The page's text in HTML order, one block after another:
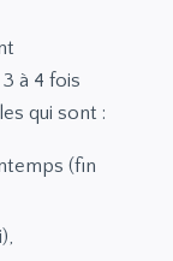
à 4 fois
qui sont :
(fin